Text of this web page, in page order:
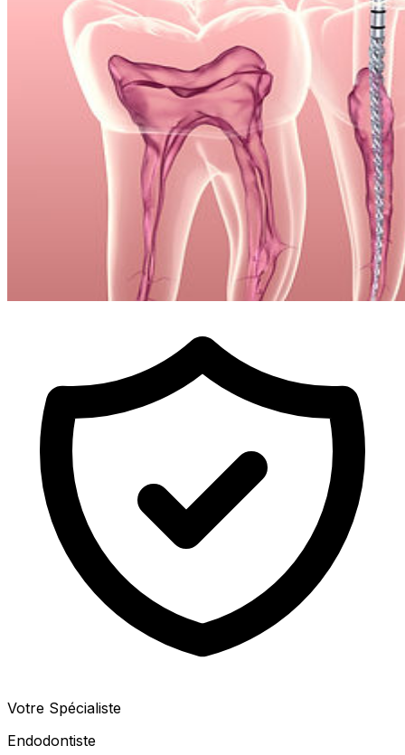
Votre Spécialiste
Endodontiste